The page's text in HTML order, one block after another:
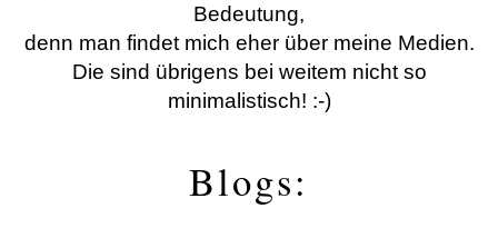
Bedeutung,
denn man findet mich eher über meine Medien.
Die sind übrigens bei weitem nicht so
minimalistisch! :-)
Blogs: